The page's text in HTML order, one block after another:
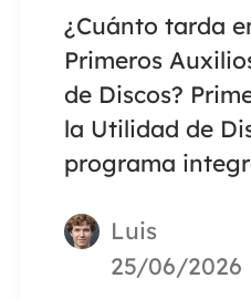
¿Cuánto tarda
Primeros
de Discos?
la Utilidad de
programa
errores de disco
sistema de
Luis
25/06/2026